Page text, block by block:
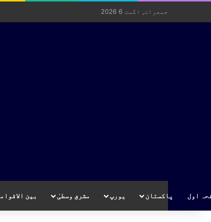
جمعرات, اگست 6 2026
اول پاکستان یورپ مشرق وسطیٰ بین